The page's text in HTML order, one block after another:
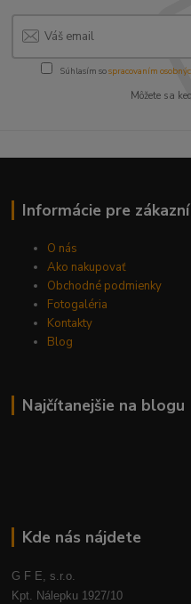
Súhlasím sospracovaním
Môžete sa
Informácie pre
O nás
Ako nakupovať
Obchodné podmienky
Fotogaléria
Kontakty
Blog
Najčítanejšie na blogu
Kde nás nájdete
G F E, s.r.o.
Kpt. Nálepku 1927/10